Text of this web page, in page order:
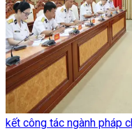
kết công tác ngành pháp